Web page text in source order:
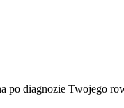
po diagnozie Twojego